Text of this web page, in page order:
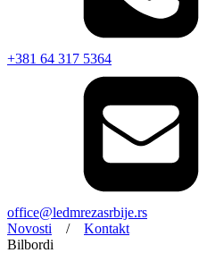
+381 64 317 5364
office@ledmrezasrbije.rs
Novosti / Kontakt
Bilbordi